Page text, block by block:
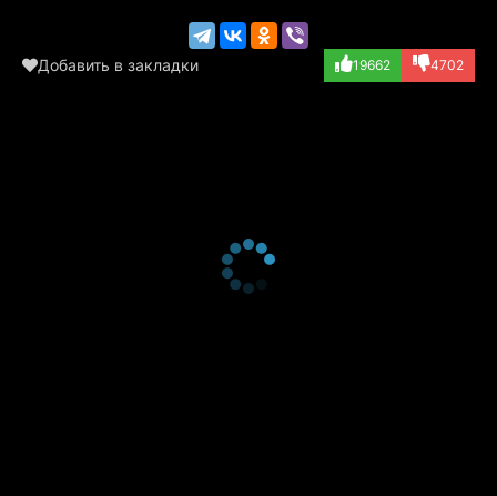
Добавить в закладки 19662 4702